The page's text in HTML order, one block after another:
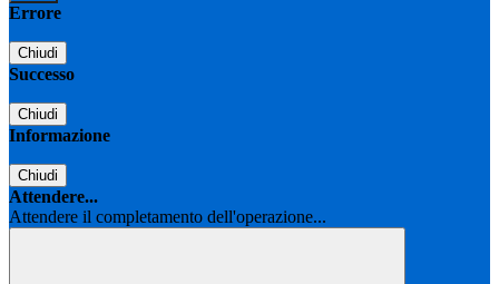
Errore
Chiudi
Successo
Chiudi
Informazione
Chiudi
Attendere...
Attendere il completamento dell'operazione...